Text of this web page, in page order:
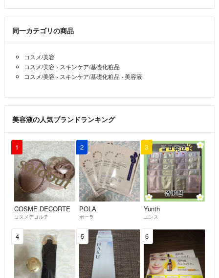
同一カテゴリの商品
コスメ/美容
コスメ/美容 › スキンケア/基礎化粧品
コスメ/美容 › スキンケア/基礎化粧品 › 美容液
美容液の人気ブランドランキング
1
COSME DECORTE
コスメデコルテ
2
POLA
ポーラ
3
Yunth
ユンス
4 5 6